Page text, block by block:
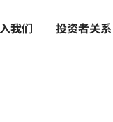
入我们 投资者关系